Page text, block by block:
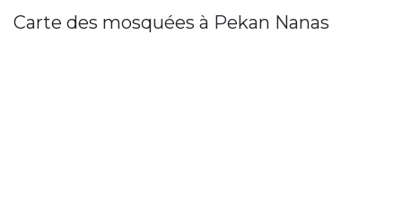
Carte des mosquées à Pekan Nanas